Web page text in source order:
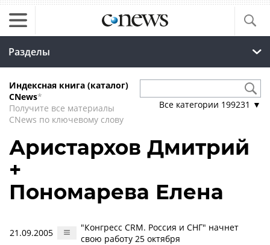
Разделы
Индексная книга (каталог)
CNews*
Получите все материалы
CNews по ключевому слову
Все категории 199231 ▼
Аристархов Дмитрий
+
Пономарева Елена
21.09.2005
"Конгресс CRM. Россия и СНГ" начнет
свою работу 25 октября